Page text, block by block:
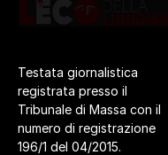
Testata giornalistica
registrata presso il
Tribunale di Massa con il
numero di registrazione
196/1 del 04/2015.